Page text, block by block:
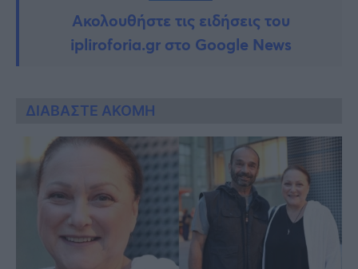
Ακολουθήστε τις ειδήσεις του
ipliroforia.gr στο Google News
ΔΙΑΒΑΣΤΕ ΑΚΟΜΗ